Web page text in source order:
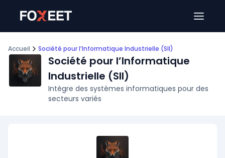
Accueil Société pour l’Informatique Industrielle (SII)
Société pour l’Informatique
Industrielle (SII)
Intègre des systèmes informatiques pour des
secteurs variés